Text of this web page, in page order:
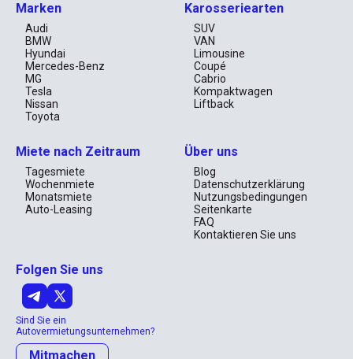
Marken
Audi
BMW
Hyundai
Mercedes-Benz
MG
Tesla
Nissan
Toyota
Karosseriearten
SUV
VAN
Limousine
Coupé
Cabrio
Kompaktwagen
Liftback
Miete nach Zeitraum
Tagesmiete
Wochenmiete
Monatsmiete
Auto-Leasing
Über uns
Blog
Datenschutzerklärung
Nutzungsbedingungen
Seitenkarte
FAQ
Kontaktieren Sie uns
Folgen Sie uns
Sind Sie ein
Autovermietungsunternehmen?
Mitmachen